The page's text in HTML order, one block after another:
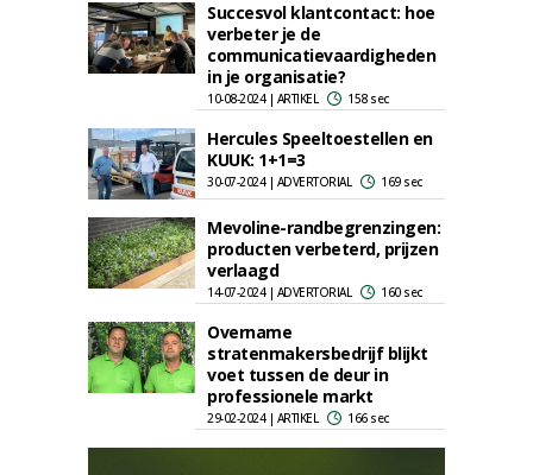
Succesvol klantcontact: hoe
verbeter je de
communicatievaardigheden
in je organisatie?
10-08-2024 | ARTIKEL 158 sec
Hercules Speeltoestellen en
KUUK: 1+1=3
30-07-2024 | ADVERTORIAL 169 sec
Mevoline-randbegrenzingen:
producten verbeterd, prijzen
verlaagd
14-07-2024 | ADVERTORIAL 160 sec
Overname
stratenmakersbedrijf blijkt
voet tussen de deur in
professionele markt
29-02-2024 | ARTIKEL 166 sec